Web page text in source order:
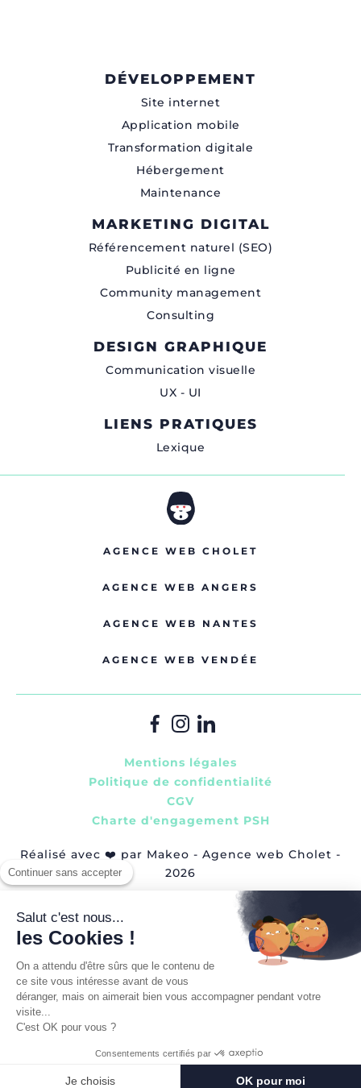
DÉVELOPPEMENT
Site internet
Application mobile
Transformation digitale
Hébergement
Maintenance
MARKETING DIGITAL
Référencement naturel (SEO)
Publicité en ligne
Community management
Consulting
DESIGN GRAPHIQUE
Communication visuelle
UX - UI
LIENS PRATIQUES
Lexique
AGENCE WEB CHOLET
AGENCE WEB ANGERS
AGENCE WEB NANTES
AGENCE WEB VENDÉE
Mentions légales
Politique de confidentialité
CGV
Charte d'engagement PSH
Réalisé avec ❤️ par Makeo - Agence web Cholet -
2026
Continuer sans accepter
Salut c'est nous...
les Cookies !
On a attendu d'être sûrs que le contenu de
ce site vous intéresse avant de vous
déranger, mais on aimerait bien vous accompagner pendant votre
visite...
C'est OK pour vous ?
Consentements certifiés par
Je choisis OK pour moi